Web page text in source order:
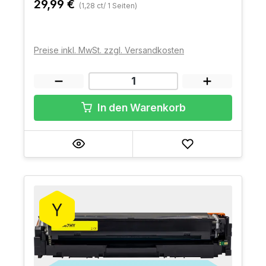
29,99 € (1,28 ct/ 1 Seiten)
Preise inkl. MwSt. zzgl. Versandkosten
In den Warenkorb